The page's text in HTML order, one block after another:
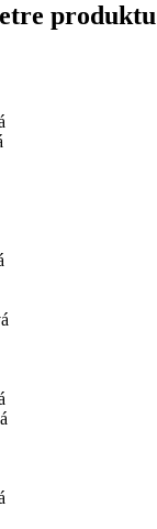
produktu